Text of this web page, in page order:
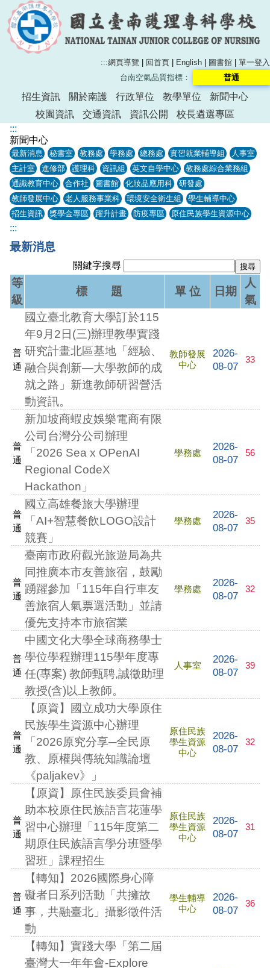
:::網頁導覽 | 回首頁 | English | 圖書館 | 單一登入
台南空氣品質指標：
普通
招生資訊 關於南護 行政單位 教學單位
新聞中心
校園資訊
交通資訊 資訊公開
校長遴選專區
:::
新聞中心
最新消息 秘書室 教務處 學務處 總務處 實習就業輔導組
人事室
主計室
進修部 護理科 資訊組 英文自學中心
教務處綜合業務組
通識教育中心
合作社 圖書館 化妝品應用科
研發處
教師發展中心
老人服務事業科 環境安全衛生組
學生輔導中心
招生資訊
獎學金專區 躍升計畫 防疫專區 原住民族學生資源中心
:::
最新消息
關鍵字搜尋
等
級
標 題 單 位 日期
人
氣
普
通
國立臺北教育大學訂於115
年9月2日(三)辦理教學實踐
研究計畫北區基地「經驗、
融合與創新—大學教師的成
就之路」新進教師研習營活
動資訊。
教師發展
中心
2026-
08-07
33
普
通
新加坡商蝦皮娛樂電商有限
公司台灣分公司辦理
「2026 Sea x OPenAI
Regional CodeX
Hackathon」
學務處
2026-
08-07
56
普
通
國立高雄餐旅大學辦理
「AI+智慧餐飲LOGO設計
競賽」
學務處
2026-
08-07
35
普
通
臺南市政府觀光旅遊局為共
同推廣本市友善旅宿，鼓勵
踴躍參加「115年自行車友
善旅宿人氣票選活動」並請
優先支持本市旅宿業
學務處
2026-
08-07
32
普
通
中國文化大學全球商務學士
學位學程辦理115學年度專
任(專案) 教師甄聘,誠徵助理
教授(含)以上教師。
人事室
2026-
08-07
39
普
通
【原資】國立成功大學原住
民族學生資源中心辦理
「2026原究分享─全民原
教、原權與傳統知識論壇
《paljakev》」
原住民族
學生資源
中心
2026-
08-07
32
普
通
【原資】原住民族委員會補
助本校原住民族語言花蓮學
習中心辦理「115年度第二
期原住民族語言學分班暨學
習班」課程招生
原住民族
學生資源
中心
2026-
08-07
31
普
通
【轉知】2026國際身心障
礙者日系列活動「共擁故
事，共融臺北」攝影徵件活
動
學生輔導
中心
2026-
08-07
36
【轉知】實踐大學「第二屆
臺灣大一年年會-Explore